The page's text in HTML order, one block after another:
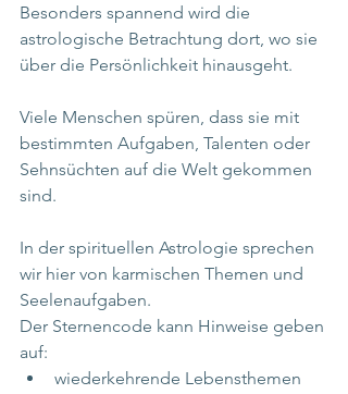
Besonders spannend wird die
astrologische Betrachtung dort, wo sie
über die Persönlichkeit hinausgeht.
Viele Menschen spüren, dass sie mit
bestimmten Aufgaben, Talenten oder
Sehnsüchten auf die Welt gekommen
sind.
In der spirituellen Astrologie sprechen
wir hier von karmischen Themen und
Seelenaufgaben.
Der Sternencode kann Hinweise geben
auf:
wiederkehrende Lebensthemen